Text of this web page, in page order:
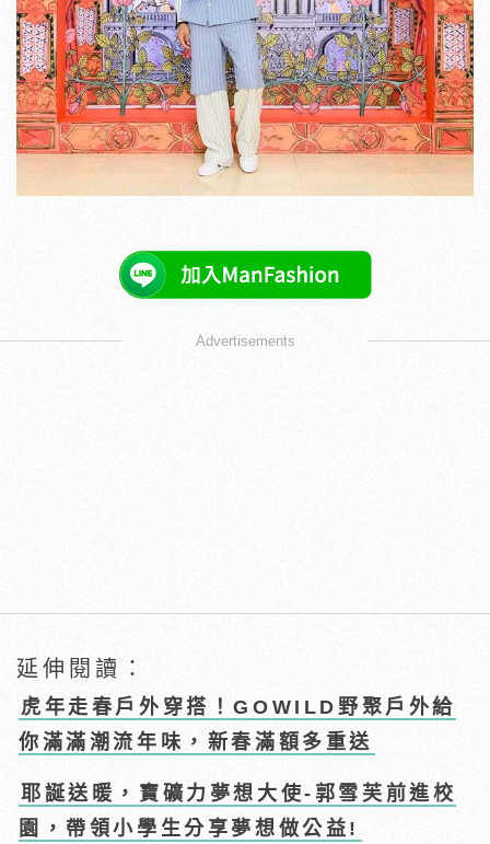
Advertisements
延伸閱讀：
虎年走春戶外穿搭！GOWILD野聚戶外給
你滿滿潮流年味，新春滿額多重送
耶誕送暖，寶礦力夢想大使-郭雪芙前進校
園，帶領小學生分享夢想做公益!